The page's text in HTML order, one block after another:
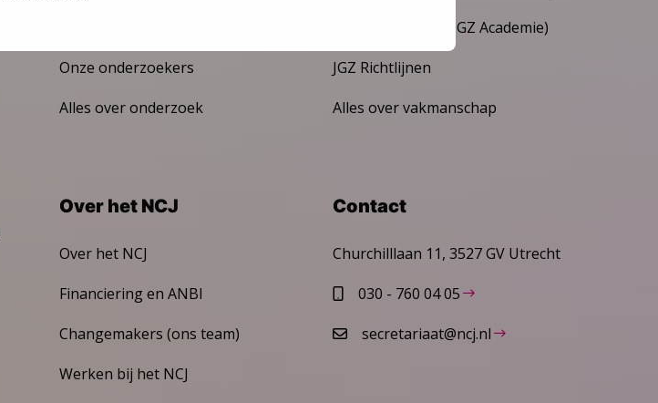
Onze onderzoekers
Alles over onderzoek
Expertisepakket (JGZ Academie)
JGZ Richtlijnen
Alles over vakmanschap
Over het NCJ
Over het NCJ
Financiering en ANBI
Changemakers (ons team)
Werken bij het NCJ
Contact
Churchilllaan 11, 3527 GV Utrecht
030 - 760 04 05
secretariaat@ncj.nl